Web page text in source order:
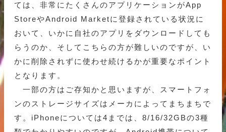
ては、非常にたくさんのアプリケーションがApp
StoreやAndroid Marketに登録されている状況に
おいて、いかに自社のアプリをダウンロードしても
らうのか、そしてこちらの方が難しいのですが、い
かに削除されずに使わせ続けるかが重要なポイント
となります。
一部の方はご存知かと思いますが、スマートフォ
ンのストレージサイズはメーカによってまちまちで
す。iPhoneについては4までは、8/16/32GBの3種